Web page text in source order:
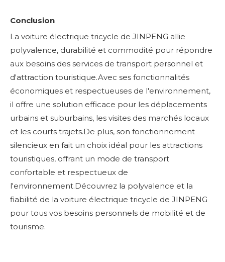
Conclusion
La voiture électrique tricycle de JINPENG allie
polyvalence, durabilité et commodité pour répondre
aux besoins des services de transport personnel et
d'attraction touristique.Avec ses fonctionnalités
économiques et respectueuses de l'environnement,
il offre une solution efficace pour les déplacements
urbains et suburbains, les visites des marchés locaux
et les courts trajets.De plus, son fonctionnement
silencieux en fait un choix idéal pour les attractions
touristiques, offrant un mode de transport
confortable et respectueux de
l'environnement.Découvrez la polyvalence et la
fiabilité de la voiture électrique tricycle de JINPENG
pour tous vos besoins personnels de mobilité et de
tourisme.